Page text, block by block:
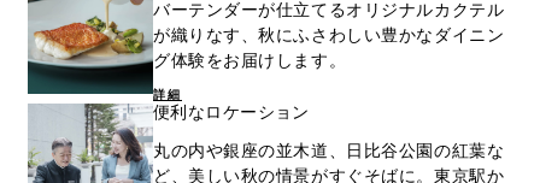
バーテンダーが仕立てるオリジナルカクテル
が織りなす、秋にふさわしい豊かなダイニン
グ体験をお届けします。
詳細
便利なロケーション
丸の内や銀座の並木道、日比谷公園の紅葉な
ど、美しい秋の情景がすぐそばに。東京駅か